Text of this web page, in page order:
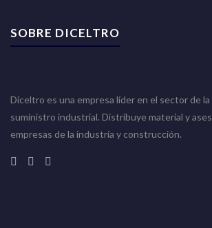
SOBRE DICELTRO
Diceltro es una empresa líder en el sector de
suministro industrial. Distribuye material y
empresas de la industria y construcción.